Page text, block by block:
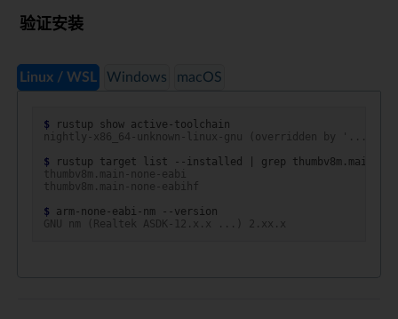
验证安装
Linux / WSL Windows macOS
$ rustup show
nightly-x86_64-unknown-linux-gnu (overridden by '.../
$
rustup target list --installed
grep
thumbv8m.main-none-eabi
thumbv8m.main-none-eabihf
$ arm-none-eabi-nm
GNU nm (Realtek ASDK-12.x.x ...) 2.xx.x